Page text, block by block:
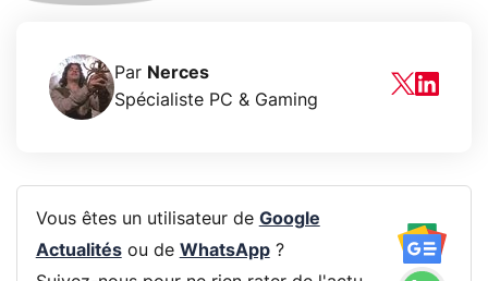
Par Nerces
Spécialiste PC & Gaming
Vous êtes un utilisateur de Google
Actualitésou de WhatsApp?